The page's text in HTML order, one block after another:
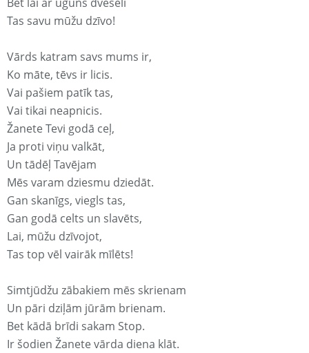
Tas savu mūžu dzīvo!
Vārds katram savs mums ir,
Ko māte, tēvs ir licis.
Vai pašiem patīk tas,
Vai tikai neapnicis.
Žanete Tevi godā ceļ,
Ja proti viņu valkāt,
Un tādēļ Tavējam
Mēs varam dziesmu dziedāt.
Gan skanīgs, viegls tas,
Gan godā celts un slavēts,
Lai, mūžu dzīvojot,
Tas top vēl vairāk mīlēts!
Simtjūdžu zābakiem mēs skrienam
Un pāri dziļām jūrām brienam.
Bet kādā brīdi sakam Stop.
Ir šodien Žanete vārda diena klāt.